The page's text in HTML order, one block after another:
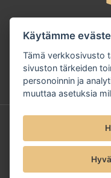
Käytämme
Tämä verkkosivusto
sivuston tärkeiden
personoinnin ja
muuttaa asetuksia